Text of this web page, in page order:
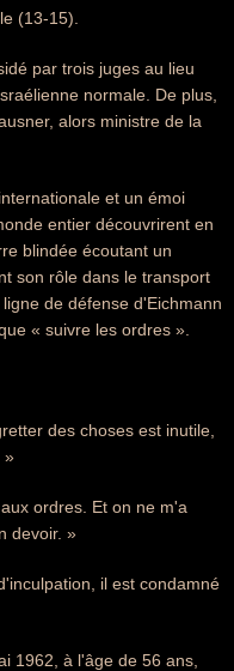
(13-15).
par trois juges au lieu
normale. De plus,
alors ministre de la
et un émoi
entier découvrirent en
blindée écoutant un
son rôle dans le transport
de défense d'Eichmann
« suivre les ordres ».
des choses est inutile,
»
ordres. Et on ne m'a
devoir. »
il est condamné
1962, à l'âge de 56 ans,